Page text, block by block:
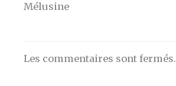
Mélusine
Les commentaires sont fermés.